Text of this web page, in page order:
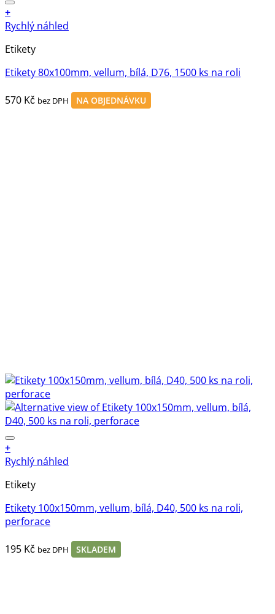
+
Rychlý náhled
Etikety
Etikety 80x100mm, vellum, bílá, D76, 1500 ks na roli
570 Kč bez DPH NA OBJEDNÁVKU
+
Rychlý náhled
Etikety
Etikety 100x150mm, vellum, bílá, D40, 500 ks na roli,
perforace
195 Kč bez DPH SKLADEM